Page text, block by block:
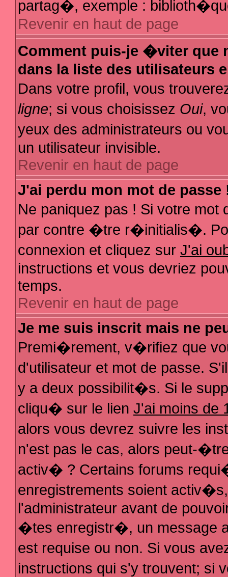
partag�, exemple :
Revenir en haut de page
Comment puis-je �viter que
dans la liste des utilisateurs
Dans votre profil, vous
ligne; si vous choisissez Oui,
yeux des administrateurs ou
un utilisateur invisible.
Revenir en haut de page
J'ai perdu mon mot de passe
Ne paniquez pas ! Si votre
par contre �tre r�initialis�.
connexion et cliquez sur J'ai
instructions et vous devriez
temps.
Revenir en haut de page
Je me suis inscrit mais ne
Premi�rement, v�rifiez que
d'utilisateur et mot de passe.
y a deux possibilit�s. Si le
cliqu� sur le lien J'ai moins de
alors vous devrez suivre les
n'est pas le cas, alors peut-
activ� ? Certains forums
enregistrements soient
l'administrateur avant de
�tes enregistr�, un message
est requise ou non. Si vous
instructions qui s'y trouvent;